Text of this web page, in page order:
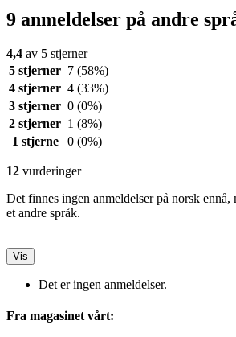
9 anmeldelser på andre
4,4 av 5 stjerner
5 stjerner 7 (58%)
4 stjerner 4 (33%)
3 stjerner 0 (0%)
2 stjerner 1 (8%)
1 stjerne
0 (0%)
12 vurderinger
Det finnes ingen anmeldelser på norsk ennå,
et andre språk.
Vis
Det er ingen anmeldelser.
Fra magasinet vårt: